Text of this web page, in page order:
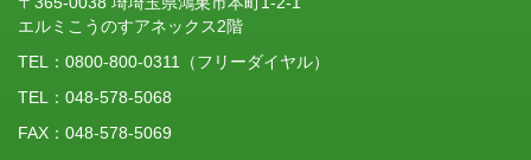
エルミこうのすアネックス2階
TEL： 0800-800-0311 （フリーダイヤル）
TEL：048-578-5068
FAX：048-578-5069